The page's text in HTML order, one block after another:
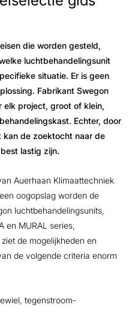
die worden gesteld,
luchtbehandelingsunit
situatie. Er is geen
Fabrikant Swegon
elk project, groot of klein,
Echter, door
kan de zoektocht naar de
lastig zijn.
Auerhaan Klimaattechniek
oogopslag worden de
luchtbehandelingsunits,
en MURAL series,
de mogelijkheden en
de volgende criteria enorm
tegenstroom-